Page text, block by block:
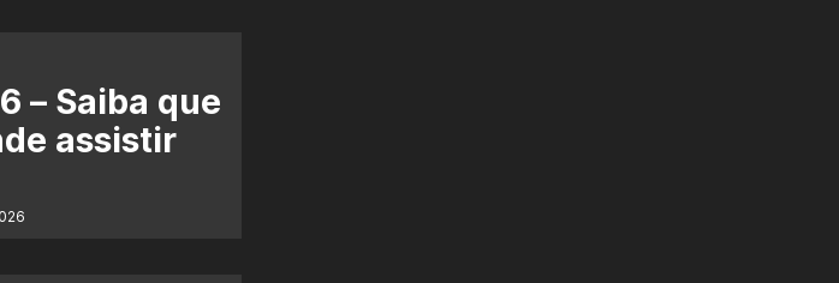
– Saiba que
assistir